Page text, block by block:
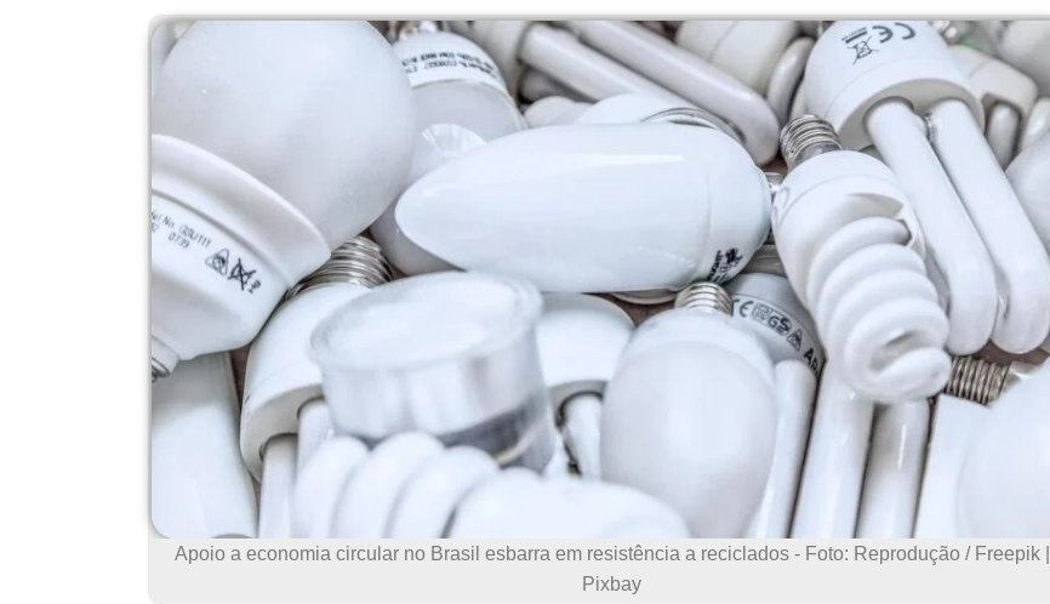
Apoio a economia circular no Brasil esbarra em resistência a reciclados - Foto: Reprodução / Freepik |
Pixbay